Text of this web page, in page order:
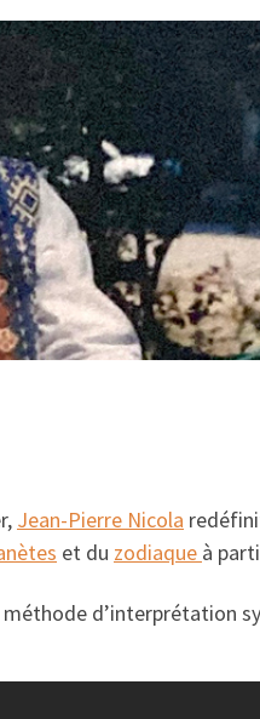
Jean-Pierre Nicola
et du zodiaque à
d’interprétation